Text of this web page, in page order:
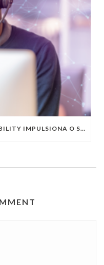
DESCUBRA COMO A OBSERVABILITY IMPULSIONA O SUCESSO DO SEU NEGÓCIO